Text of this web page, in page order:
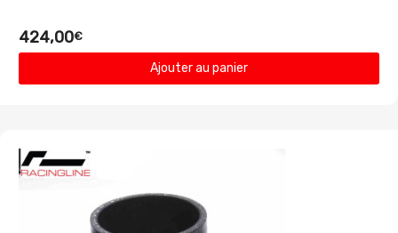
424,00€
Ajouter au panier